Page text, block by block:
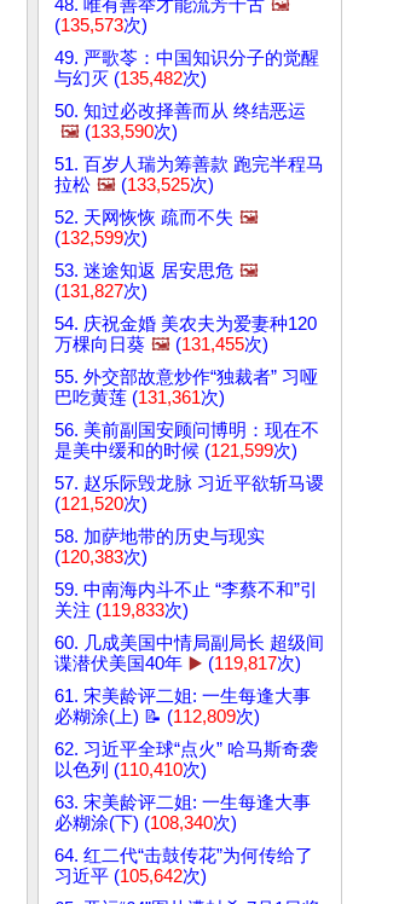
48. 唯有善举才能流芳千古 🖼️
(135,573次)
49. 严歌苓：中国知识分子的觉醒
与幻灭 (135,482次)
50. 知过必改择善而从 终结恶运
🖼️ (133,590次)
51. 百岁人瑞为筹善款 跑完半程马
拉松 🖼️ (133,525次)
52. 天网恢恢 疏而不失 🖼️
(132,599次)
53. 迷途知返 居安思危 🖼️
(131,827次)
54. 庆祝金婚 美农夫为爱妻种120
万棵向日葵 🖼️ (131,455次)
55. 外交部故意炒作“独裁者” 习哑
巴吃黄莲 (131,361次)
56. 美前副国安顾问博明：现在不
是美中缓和的时候 (121,599次)
57. 赵乐际毁龙脉 习近平欲斩马谡
(121,520次)
58. 加萨地带的历史与现实
(120,383次)
59. 中南海内斗不止 “李蔡不和”引
关注 (119,833次)
60. 几成美国中情局副局长 超级间
谍潜伏美国40年 ▶️ (119,817次)
61. 宋美龄评二姐: 一生每逢大事
必糊涂(上) 📝 (112,809次)
62. 习近平全球“点火” 哈马斯奇袭
以色列 (110,410次)
63. 宋美龄评二姐: 一生每逢大事
必糊涂(下) (108,340次)
64. 红二代“击鼓传花”为何传给了
习近平 (105,642次)